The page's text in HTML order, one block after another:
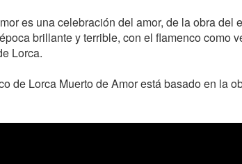
es una celebración del amor, de la obra
brillante y terrible, con el flamenco como
Lorca.
de Lorca Muerto de Amor está basado en la